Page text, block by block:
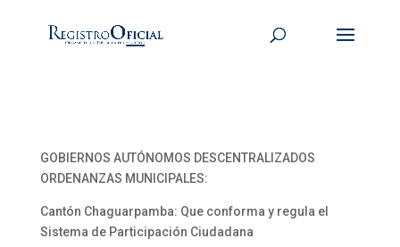
GOBIERNOS AUTÓNOMOS DESCENTRALIZADOS
ORDENANZAS MUNICIPALES:
Cantón Chaguarpamba: Que conforma y regula el
Sistema de Participación Ciudadana